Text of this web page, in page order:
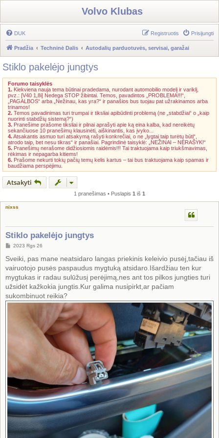
Volvo Klubas
DUK Prisijungti
Registruotis
Pradžia Techninė Dalis Autodalių parduotuvės, servisai, garažai
Stiklo pakelėjo jungtys
Forumo taisyklės
1. Kiekviena nauja tema būtinai pradedama, nurodant automobilio modelį ir variklį,
pvz.: [V40 1,8i] Nedega STOP žibintai. Temos, pavadintos „PROBLEMA!!!“,
„PAGALBOS“ arba „Nežinau, kas yra?“ ir panašios bus tuojau pat užrakinamos arba
trinamos!
2. Temos pavadinimas turi trumpai ir tiksliai apibūdinti problemą (ne „stabdžiai“ o „kaip
nuorinti stabdžių sistemą?“)
3. Pranešime prašome tiksliai ir pilnai aprašyti apie ką eina kalba, kad nereikėtų
sekančiuose 10 pranešimų klausinėti, aiškinantis, kas įvyko...
4.Atsakantis asmuo turi atsakymą rašyti konkrečiai, o ne „lygtai taip turėtų būti“,
atrodo taip, bet nesu tikras“ ir panašiai. Pagrindinė taisyklė: „NEŽINAI – NERAŠYK!“
5. Pranešimų nerašome didžiosiomis raidėmis!!! Tai traktuojama kaip triukšmavimas,
rėkimas ir nepagarba kitiems!
6. Prašome nekurti tokių pačių temų kelis kartus – tai bus traktuojama kaip spamas ir
baudžiama perspėjimu.
Atsakyti
1 pranešimas • Puslapis 1 iš 1
nixss
Stiklo pakelėjo jungtys
S
a
n
d
r
t
n
ė
2023 Rgs 26
Sveiki, pas mane neatsidaro langas priekinis keleivio pusėj,tačiau iš
vairuotojo pusės paspaudus mygtuką atsidaro.Išardžiau ten kur
mygtukas ir radau sulūžusį perėjimą,nes ant tos pilkos jungties turi
užsidėt kažkokia jungtis.Kur galima nusipirkt,ar pačiam
sukombinuot reikia?